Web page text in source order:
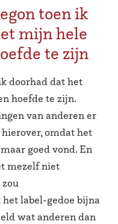
toen ik
mijn hele
te zijn
doorhad dat het
hoefde te zijn.
van anderen er
omdat het
goed vond. En
mezelf niet
label-gedoe bijna
wat anderen dan